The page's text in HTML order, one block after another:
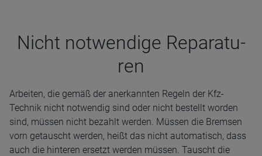
Nicht not­wen­dige Repa­ra­tu­
ren
Arbeiten, die gemäß der anerkannten Regeln der Kfz-
Technik nicht notwendig sind oder nicht bestellt worden
sind, müssen nicht bezahlt werden. Müssen die Bremsen
vorn getauscht werden, heißt das nicht automatisch, dass
auch die hinteren ersetzt werden müssen. Tauscht die